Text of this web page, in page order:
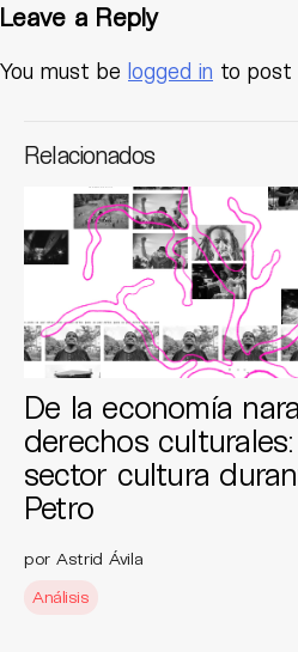
Leave a Reply
You must be logged in to post
Relacionados
De la economía
derechos
sector cultura
Petro
por Astrid Ávila
Análisis